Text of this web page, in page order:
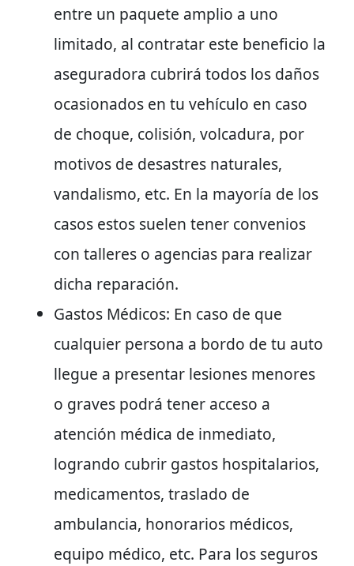
entre un paquete amplio a uno
limitado, al contratar este beneficio la
aseguradora cubrirá todos los daños
ocasionados en tu vehículo en caso
de choque, colisión, volcadura, por
motivos de desastres naturales,
vandalismo, etc. En la mayoría de los
casos estos suelen tener convenios
con talleres o agencias para realizar
dicha reparación.
Gastos Médicos: En caso de que
cualquier persona a bordo de tu auto
llegue a presentar lesiones menores
o graves podrá tener acceso a
atención médica de inmediato,
logrando cubrir gastos hospitalarios,
medicamentos, traslado de
ambulancia, honorarios médicos,
equipo médico, etc. Para los seguros